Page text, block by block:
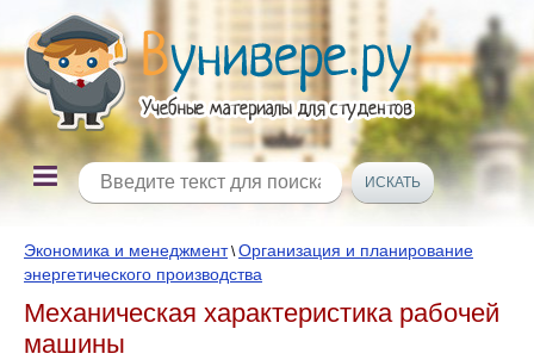
Экономика и менеджмент\Организация и планирование
энергетического производства
Механическая характеристика рабочей
машины